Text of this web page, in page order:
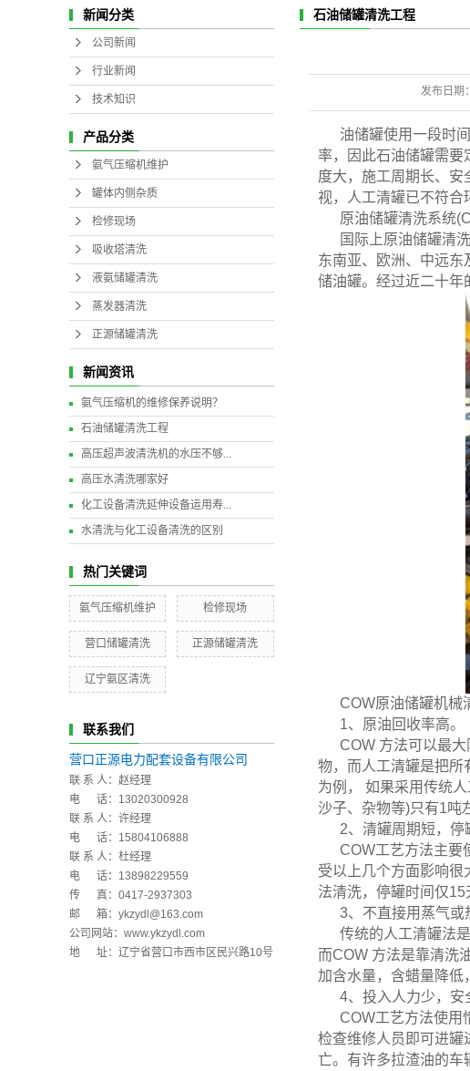
新闻分类
公司新闻
行业新闻
技术知识
产品分类
氨气压缩机维护
罐体内侧杂质
检修现场
吸收塔清洗
液氨储罐清洗
蒸发器清洗
正源储罐清洗
新闻资讯
氨气压缩机的维修保养说明？
石油储罐清洗工程
高压超声波清洗机的水压不够...
高压水清洗哪家好
化工设备清洗延伸设备运用寿...
水清洗与化工设备清洗的区别
热门关键词
氨气压缩机维护 检修现场
营口储罐清洗 正源储罐清洗
辽宁氨区清洗
联系我们
营口正源电力配套设备有限公司
联 系 人：赵经理
电 话：13020300928
联 系 人：许经理
电 话：15804106888
联 系 人：杜经理
电 话：13898229559
传 真：0417-2937303
邮 箱：ykzydl@163.com
公司网站： www.ykzydl.com
地 址： 辽宁省营口市西市区民兴路10号
石油储罐清洗工程
发布日期：
油储罐使用一段时
率，因此石油储罐需要
度大，施工周期长、
视，人工清罐已不符合
原油储罐清洗系统
国际上原油储罐清
东南亚、欧洲、中远
储油罐。经过近二十年
COW原油储罐机械
1、原油回收率高。
COW 方法可以最
物，而人工清罐是把所
为例， 如果采用传统
沙子、杂物等)只有1吨
2、清罐周期短，停
COW工艺方法主要
受以上几个方面影响
法清洗，停罐时间仅15
3、不直接用蒸气或
传统的人工清罐法
而COW 方法是靠清洗
加含水量，含蜡量降低
4、投入人力少，安
COW工艺方法使用
检查维修人员即可进罐
亡。有许多拉渣油的车